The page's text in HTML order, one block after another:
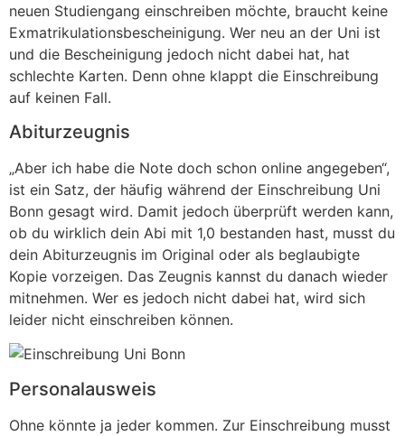
neuen Studiengang einschreiben möchte, braucht keine
Exmatrikulationsbescheinigung. Wer neu an der Uni ist
und die Bescheinigung jedoch nicht dabei hat, hat
schlechte Karten. Denn ohne klappt die Einschreibung
auf keinen Fall.
Abiturzeugnis
„Aber ich habe die Note doch schon online angegeben“,
ist ein Satz, der häufig während der Einschreibung Uni
Bonn gesagt wird. Damit jedoch überprüft werden kann,
ob du wirklich dein Abi mit 1,0 bestanden hast, musst du
dein Abiturzeugnis im Original oder als beglaubigte
Kopie vorzeigen. Das Zeugnis kannst du danach wieder
mitnehmen. Wer es jedoch nicht dabei hat, wird sich
leider nicht einschreiben können.
Personalausweis
Ohne könnte ja jeder kommen. Zur Einschreibung musst